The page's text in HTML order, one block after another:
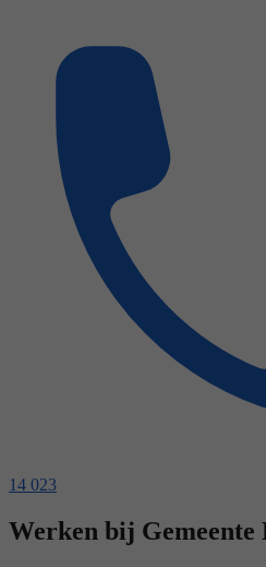
14 023
Werken bij Gemeente